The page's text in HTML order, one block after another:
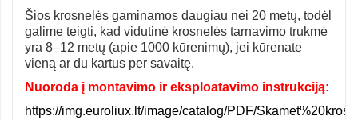
Šios krosnelės gaminamos daugiau nei 20 metų, todėl
galime teigti, kad vidutinė krosnelės tarnavimo trukmė
yra 8–12 metų (apie 1000 kūrenimų), jei kūrenate
vieną ar du kartus per savaitę.
Nuoroda į montavimo ir eksploatavimo instrukciją:
https://img.euroliux.lt/image/catalog/PDF/